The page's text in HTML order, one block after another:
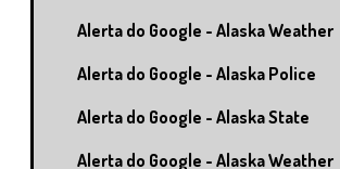
Alerta do Google - Alaska Weather
Alerta do Google - Alaska Police
Alerta do Google - Alaska State
Alerta do Google - Alaska Weather